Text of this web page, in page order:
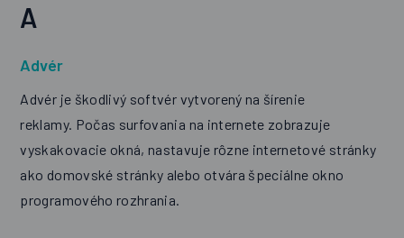
A
Advér
Advér je škodlivý softvér vytvorený na šírenie
reklamy. Počas surfovania na internete zobrazuje
vyskakovacie okná, nastavuje rôzne internetové stránky
ako domovské stránky alebo otvára špeciálne okno
programového rozhrania.